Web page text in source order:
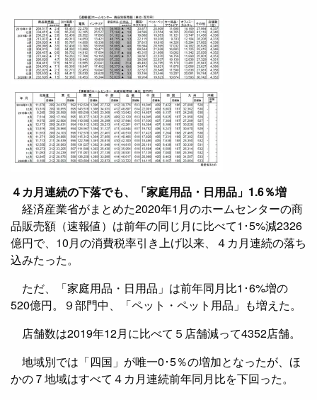
４カ月連続の下落でも、「家庭用品・日用品」1.6％増
経済産業省がまとめた2020年1月のホームセンターの商
品販売額（速報値）は前年の同じ月に比べて1･5%減2326
億円で、10月の消費税率引き上げ以来、４カ月連続の落ち
込みたった。
ただ、「家庭用品・日用品」は前年同月比1･6%増の
520億円。９部門中、「ペット・ペット用品」も増えた。
店舗数は2019年12月に比べて５店舗減って4352店舗。
地域別では「四国」が唯一0･5％の増加となったが、ほ
かの７地域はすべて４カ月連続前年同月比を下回った。